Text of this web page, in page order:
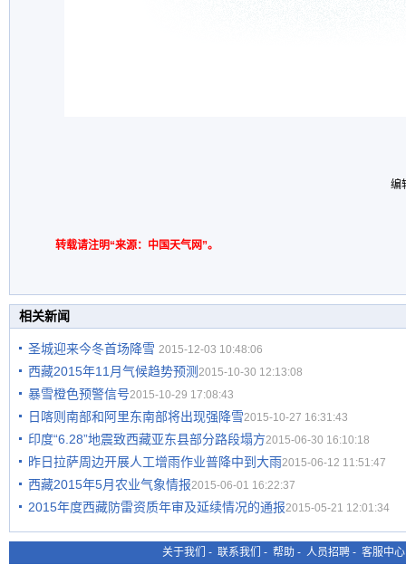
编
转载请注明“来源：中国天气网”。
相关新闻
圣城迎来今冬首场降雪 2015-12-03 10:48:06
西藏2015年11月气候趋势预测 2015-10-30 12:13:08
暴雪橙色预警信号2015-10-29 17:08:43
日喀则南部和阿里东南部将出现强降雪2015-10-27 16:31:43
印度“6.28”地震致西藏亚东县部分路段塌方2015-06-30 16:10:18
昨日拉萨周边开展人工增雨作业普降中到大雨2015-06-12 11:51:47
西藏2015年5月农业气象情报2015-06-01 16:22:37
2015年度西藏防雷资质年审及延续情况的通报2015-05-21 12:01:34
关于我们 - 联系我们 - 帮助 - 人员招聘 - 客服中心